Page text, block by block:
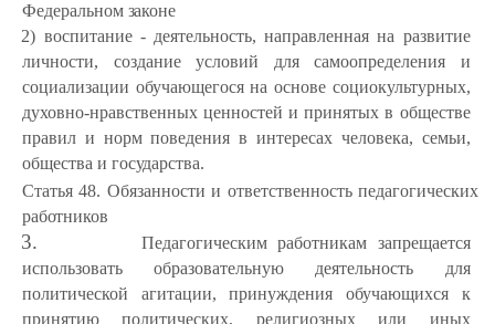
Федеральном законе
2) воспитание - деятельность, направленная на развитие
личности, создание условий для самоопределения и
социализации обучающегося на основе социокультурных,
духовно-нравственных ценностей и принятых в обществе
правил и норм поведения в интересах человека, семьи,
общества и государства.
Статья 48. Обязанности и ответственность педагогических
работников
3.
Педагогическим работникам запрещается
использовать образовательную деятельность для
политической агитации, принуждения обучающихся к
принятию политических, религиозных или иных